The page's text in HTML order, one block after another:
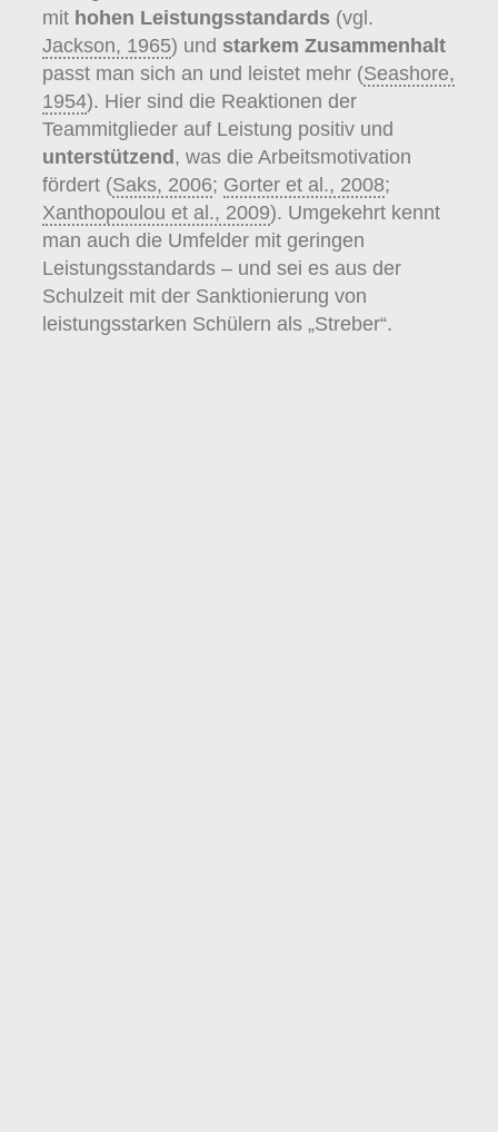
mit hohen Leistungsstandards (vgl.
Jackson, 1965) und starkem Zusammenhalt
passt man sich an und leistet mehr (Seashore,
1954). Hier sind die Reaktionen der
Teammitglieder auf Leistung positiv und
unterstützend, was die Arbeitsmotivation
fördert (Saks, 2006; Gorter et al., 2008;
Xanthopoulou et al., 2009). Umgekehrt kennt
man auch die Umfelder mit geringen
Leistungsstandards – und sei es aus der
Schulzeit mit der Sanktionierung von
leistungsstarken Schülern als „Streber“.